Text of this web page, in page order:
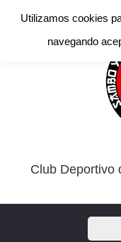
Club Deportivo
Utilizamos cookies
navegando